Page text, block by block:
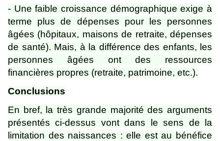
- Une faible croissance démographique exige à
terme plus de dépenses pour les personnes
âgées (hôpitaux, maisons de retraite, dépenses
de santé). Mais, à la différence des enfants, les
personnes âgées ont des ressources
financières propres (retraite, patrimoine, etc.).
Conclusions
En bref, la très grande majorité des arguments
présentés ci-dessus vont dans le sens de la
limitation des naissances : elle est au bénéfice